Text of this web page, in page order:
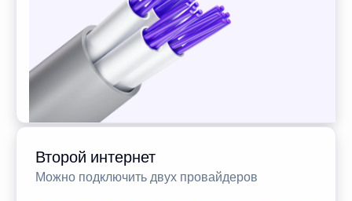
Второй интернет
Можно подключить двух провайдеров